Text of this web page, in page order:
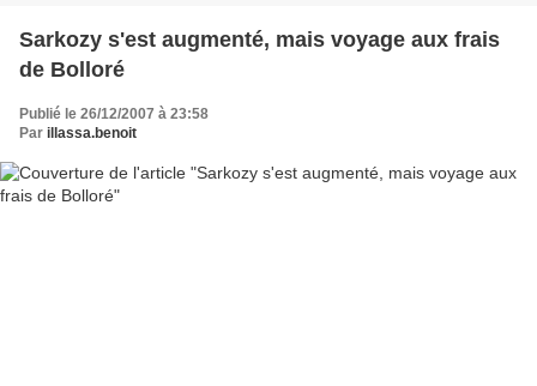
Sarkozy s'est augmenté, mais voyage aux frais
de Bolloré
Publié le 26/12/2007 à 23:58
Par illassa.benoit